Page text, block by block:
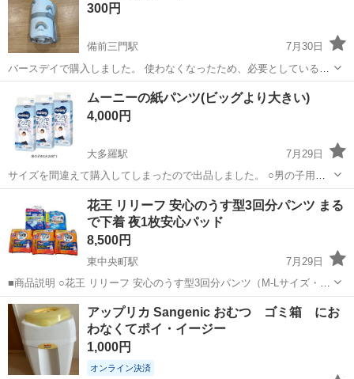
300円
備前三門駅
7月30日
バースデイで購入しました。 使わなくなったため、必要としている方
に使っていただけると幸いです。 【場所】ローソン岡山万成西町店
場所の変更希望ある方はご相談ください。 【日時】2人目育休
中のため平日9時〜15時希望で...
備前三門駅 ベビー用品
ムーニーの紙パンツ(ビッグより大きい)
4,000円
大多羅駅
7月29日
サイズを間違えて購入してしまったので出品しました。 ○男の子用
ビッグより大きい 26枚×3袋 (元値は¥5,190です) ダンボール箱に入っ
た状態でお渡しします。
大多羅駅 ベビー用品 紙パンツ
花王 リリーフ 安心のうす型3回分パンツ まる
で下着 夜1枚安心パッド
8,500円
東中央町駅
7月29日
■商品説明 ○花王 リリーフ 安心のうす型3回分パンツ（M-Lサイズ・44
枚入）×3袋 ○花王 リリーフ まるで下着 （M-Lサイズ・38枚入）×2袋
○アテント 夜1枚安心パッド（28x49・56枚入）×1袋 大人用介...
岡山 岡山市 東中央町駅 ベビー用品
アップリカ Sangenic おむつ ゴミ箱 にお
わなくてポイ・イージー
1,000円
オンライン決済